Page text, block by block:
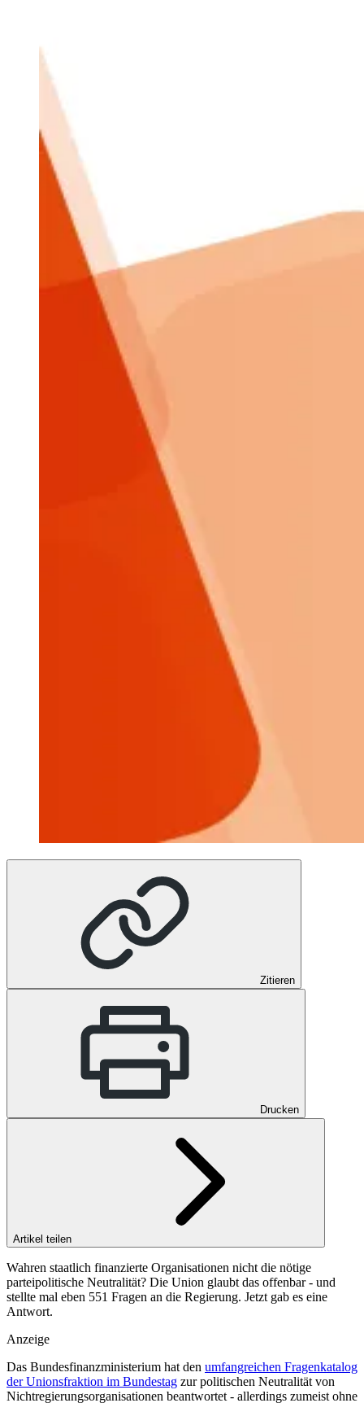
Zitieren
Drucken
Artikel teilen
Wahren staatlich finanzierte Organisationen nicht die nötige
parteipolitische Neutralität? Die Union glaubt das offenbar - und
stellte mal eben 551 Fragen an die Regierung. Jetzt gab es eine
Antwort.
Anzeige
Das Bundesfinanzministerium hat den umfangreichen Fragenkatalog
der Unionsfraktion im Bundestag zur politischen Neutralität von
Nichtregierungsorganisationen beantwortet - allerdings zumeist ohne